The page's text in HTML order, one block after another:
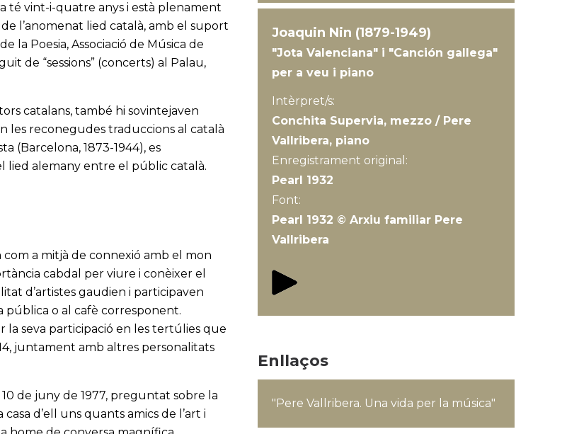
té vint-i-quatre anys i està plenament
l’anomenat lied català, amb el suport
la Poesia, Associació de Música de
de “sessions” (concerts) al Palau,
catalans, també hi sovintejaven
les reconegudes traduccions al català
(Barcelona, 1873-1944), es
alemany entre el públic català.
a mitjà de connexió amb el mon
cabdal per viure i conèixer el
d’artistes gaudien i participaven
pública o al cafè corresponent.
la seva participació en les tertúlies que
juntament amb altres personalitats
de juny de 1977, preguntat sobre la
d’ell uns quants amics de l’art i
Joaquin Nin (1879-1949)
"Jota Valenciana" i "Canción gallega"
per a veu i piano
Intèrpret/s:
Conchita Supervia, mezzo / Pere
Vallribera, piano
Enregistrament original:
Pearl 1932
Font:
Pearl 1932 © Arxiu familiar Pere
Vallribera
Enllaços
"Pere Vallribera. Una vida per la música"